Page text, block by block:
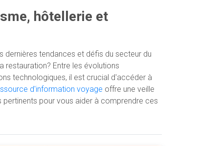
hôtellerie et
dernières tendances et défis du secteur du
restauration? Entre les évolutions
technologiques, il est crucial d'accéder à
d'information voyage offre une veille
pour vous aider à comprendre ces